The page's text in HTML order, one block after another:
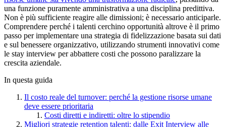
una funzione puramente amministrativa a una disciplina predittiva.
Non è più sufficiente reagire alle dimissioni; è necessario anticiparle.
Comprendere perché i talenti cerchino opportunità altrove è il primo
passo per implementare una strategia di fidelizzazione basata sui dati
e sul benessere organizzativo, utilizzando strumenti innovativi come
le stay interview per abbattere costi che possono paralizzare la
crescita aziendale.
In questa guida
Il costo reale del turnover: perché la gestione risorse umane
deve essere prioritaria
Costi diretti e indiretti: oltre lo stipendio
Migliori strategie retention talenti: dalle Exit Interview alle